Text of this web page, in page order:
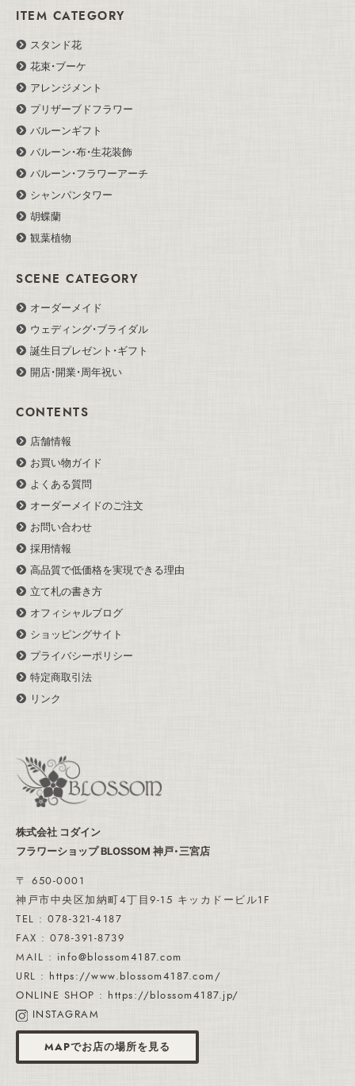
ITEM CATEGORY
スタンド花
花束・ブーケ
アレンジメント
プリザーブドフラワー
バルーンギフト
バルーン・布・生花装飾
バルーン・フラワーアーチ
シャンパンタワー
胡蝶蘭
観葉植物
SCENE CATEGORY
オーダーメイド
ウェディング・ブライダル
誕生日プレゼント・ギフト
開店・開業・周年祝い
CONTENTS
店舗情報
お買い物ガイド
よくある質問
オーダーメイドのご注文
お問い合わせ
採用情報
高品質で低価格を実現できる理由
立て札の書き方
オフィシャルブログ
ショッピングサイト
プライバシーポリシー
特定商取引法
リンク
株式会社 コダイン
フラワーショップ BLOSSOM 神戸・三宮店
〒 650-0001
神戸市中央区加納町4丁目9-15 キッカドービル1F
TEL : 078-321-4187
FAX : 078-391-8739
MAIL : info@blossom4187.com
URL : https://www.blossom4187.com/
ONLINE SHOP : https://blossom4187.jp/
INSTAGRAM
MAPでお店の場所を見る